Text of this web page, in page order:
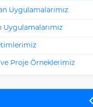
Uygulamalarımız
Uygulamalarımız
ve Proje Örneklerimiz